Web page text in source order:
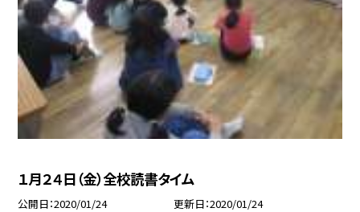
１月２４日（金）全校読書タイム
公開日 2020/01/24 更新日 2020/01/24